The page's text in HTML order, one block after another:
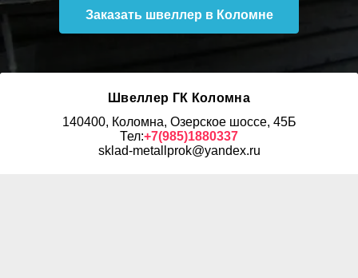
Заказать швеллер в Коломне
Швеллер ГК Коломна
140400, Коломна, Озерское шоссе, 45Б
Тел:+7(985)1880337
sklad-metallprok@yandex.ru